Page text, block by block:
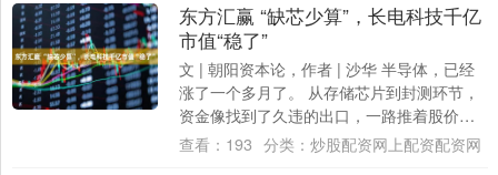
东方汇赢 “缺芯少算”，长电科技千亿
市值“稳了”
文 | 朝阳资本论，作者 | 沙华 半导体，已经
涨了一个多月了。 从存储芯片到封测环节，
资金像找到了久违的出口，一路推着股价往
上走。 图：A股半导体板块指数 在....
查看： 193 分类： 炒股配资网上配资配资网